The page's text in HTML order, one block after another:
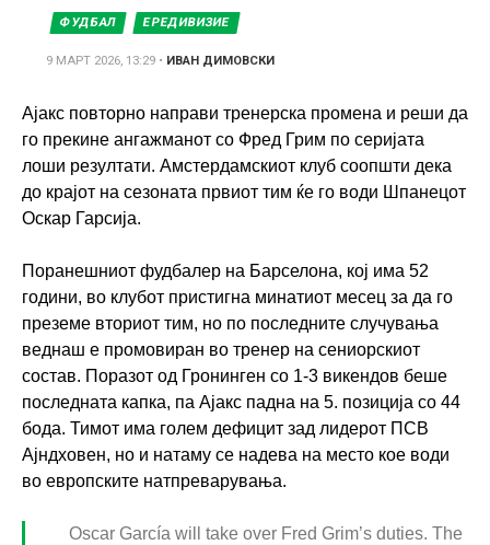
ФУДБАЛ ЕРЕДИВИЗИЕ
9 МАРТ 2026, 13:29 • ИВАН ДИМОВСКИ
Ајакс повторно направи тренерска промена и реши да
го прекине ангажманот со Фред Грим по серијата
лоши резултати. Амстердамскиот клуб соопшти дека
до крајот на сезоната првиот тим ќе го води Шпанецот
Оскар Гарсија.
Поранешниот фудбалер на Барселона, кој има 52
години, во клубот пристигна минатиот месец за да го
преземе вториот тим, но по последните случувања
веднаш е промовиран во тренер на сениорскиот
состав. Поразот од Гронинген со 1-3 викендов беше
последната капка, па Ајакс падна на 5. позиција со 44
бода. Тимот има голем дефицит зад лидерот ПСВ
Ајндховен, но и натаму се надева на место кое води
во европските натпреварувања.
Oscar García will take over Fred Grim’s duties. The